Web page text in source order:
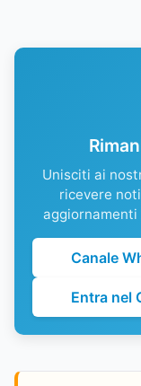
Unisciti ai
ricevere
Canale
Entra nel